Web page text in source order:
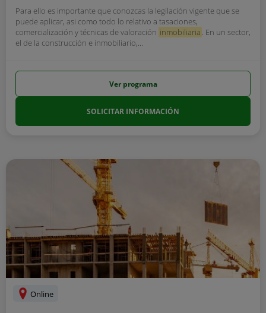
Para ello es importante que conozcas la legilación vigente que se
puede aplicar, asi como todo lo relativo a tasaciones,
comercialización y técnicas de valoración inmobiliaria . En un sector,
el de la construcción e inmobiliario,...
Ver programa
SOLICITAR INFORMACIÓN
Online